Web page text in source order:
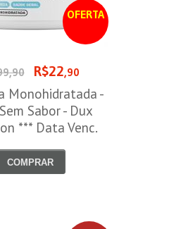
OFERTA
R$22,90
Monohidratada -
Sabor - Dux
*** Data Venc.
COMPRAR